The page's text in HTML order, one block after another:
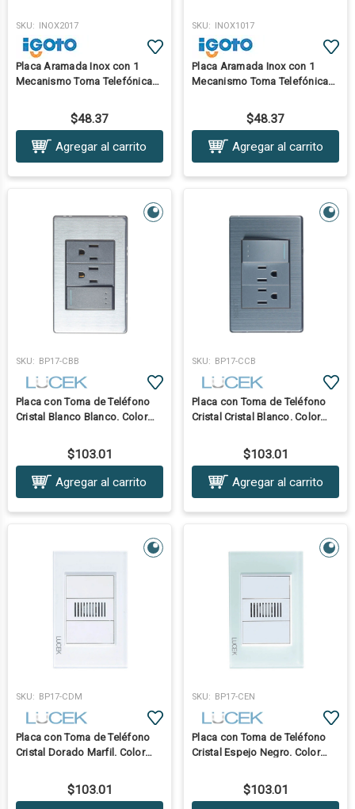
SKU: INOX2017
Placa Aramada Inox con 1
Mecanismo Toma Telefónica
$48.37
Agregar al carrito
SKU: INOX1017
Placa Aramada Inox con 1
Mecanismo Toma Telefónica
$48.37
Agregar al carrito
SKU: BP17-CBB
Placa con Toma de Teléfono
Cristal Blanco Blanco. Color
$103.01
Agregar al carrito
SKU: BP17-CCB
Placa con Toma de Teléfono
Cristal Cristal Blanco. Color
$103.01
Agregar al carrito
SKU: BP17-CDM
Placa con Toma de Teléfono
Cristal Dorado Marfil. Color
$103.01
SKU: BP17-CEN
Placa con Toma de Teléfono
Cristal Espejo Negro. Color
$103.01